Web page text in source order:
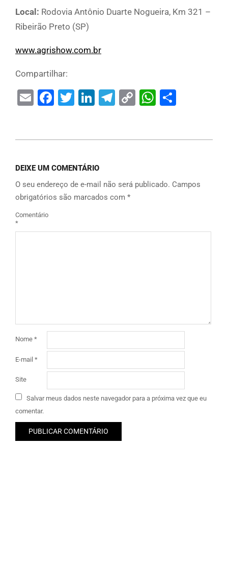
Local: Rodovia Antônio Duarte Nogueira, Km 321 –
Ribeirão Preto (SP)
www.agrishow.com.br
Compartilhar:
EmailFacebook
Twitter
LinkedIn
Telegram
Copy
DEIXE UM COMENTÁRIO
O seu endereço de e-mail não será publicado. Campos
obrigatórios são marcados com *
Comentário
*
Nome *
E-mail *
Site
Salvar meus dados neste navegador para a próxima vez que eu
comentar.